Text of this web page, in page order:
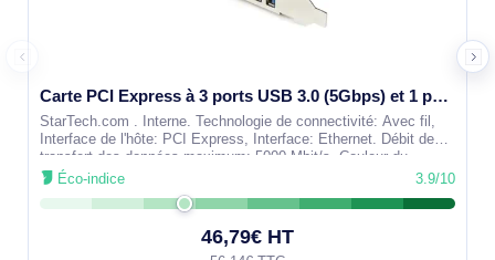
Carte PCI Express à 3 ports USB 3.0 (5Gbps) et 1 port Gigabit Ethernet avec UASP - PEXUSB3S3GE
StarTech.com . Interne. Technologie de connectivité: Avec fil,
Interface de l'hôte: PCI Express, Interface: Ethernet. Débit de
transfert des données maximum: 5000 Mbit/s. Couleur du
produit:Éco-indice 3.9/10
46,79€ HT